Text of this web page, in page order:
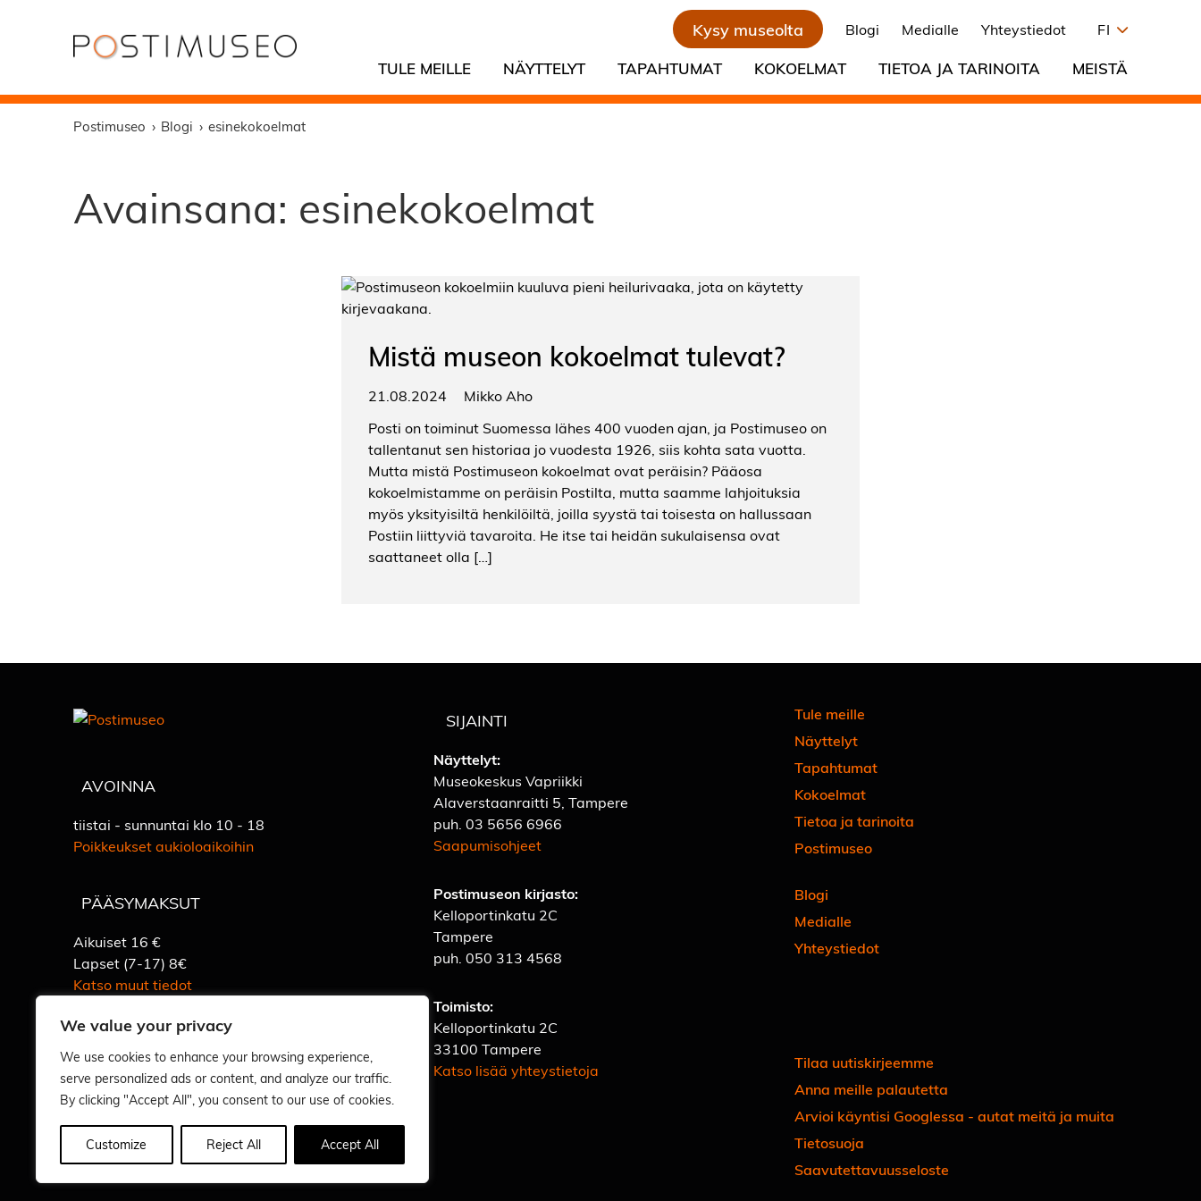
We value your privacy
We use cookies to enhance your browsing experience,
serve personalized ads or content, and analyze our traffic.
By clicking "Accept All", you consent to our use of cookies.
Customize Reject All Accept All
Kysy museolta Blogi Medialle Yhteystiedot FI
TULE MEILLE NÄYTTELYT TAPAHTUMAT KOKOELMAT TIETOA JA TARINOITA MEISTÄ
Postimuseo Blogi esinekokoelmat
Avainsana: esinekokoelmat
Mistä museon kokoelmat tulevat?
21.08.2024
Mikko Aho
Posti on toiminut Suomessa lähes 400 vuoden ajan, ja Postimuseo on
tallentanut sen historiaa jo vuodesta 1926, siis kohta sata vuotta.
Mutta mistä Postimuseon kokoelmat ovat peräisin? Pääosa
kokoelmistamme on peräisin Postilta, mutta saamme lahjoituksia
myös yksityisiltä henkilöiltä, joilla syystä tai toisesta on hallussaan
Postiin liittyviä tavaroita. He itse tai heidän sukulaisensa ovat
saattaneet olla […]
AVOINNA
tiistai - sunnuntai klo 10 - 18
Poikkeukset aukioloaikoihin
PÄÄSYMAKSUT
Aikuiset 16 €
Lapset (7-17) 8€
Katso muut tiedot
Vastuullisuus
SIJAINTI
Näyttelyt:
Museokeskus Vapriikki
Alaverstaanraitti 5, Tampere
puh.03 5656 6966
Saapumisohjeet
Postimuseon kirjasto:
Kelloportinkatu 2C
Tampere
puh.050 313 4568
Toimisto:
Kelloportinkatu 2C
33100 Tampere
Katso lisää yhteystietoja
Tule meille
Näyttelyt
Tapahtumat
Kokoelmat
Tietoa ja tarinoita
Postimuseo
Blogi
Medialle
Yhteystiedot
Tilaa uutiskirjeemme
Anna meille palautetta
Arvioi käyntisi Googlessa - autat meitä ja muita
Tietosuoja
Saavutettavuusseloste